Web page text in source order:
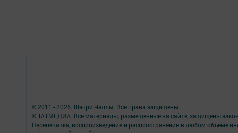
© 2011 - 2026. Шәһри Чаллы. Все права защищены.
© ТАТМЕДИА. Все материалы, размещенные на сайте, защищены
Перепечатка, воспроизведение и распространение в любом объеме